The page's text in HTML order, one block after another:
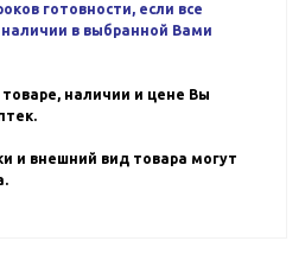
готовности, если все
наличии в выбранной Вами
наличии и цене Вы
и внешний вид товара могут